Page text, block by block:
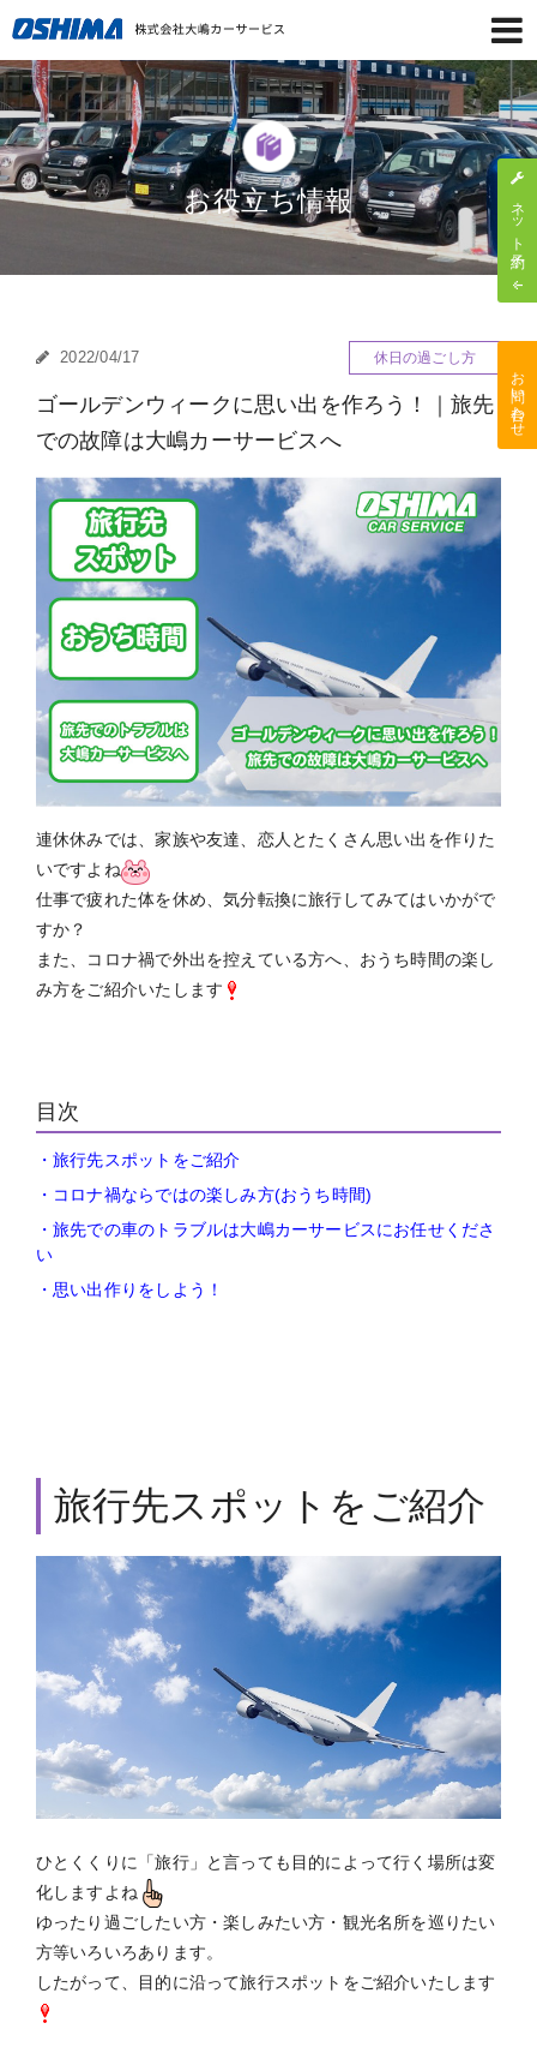
お役立ち情報
2022/04/17 休日の過ごし方
ゴールデンウィークに思い出を作ろう！｜旅先
での故障は大嶋カーサービスへ
連休休みでは、家族や友達、恋人とたくさん思い出を作りた
いですよね
仕事で疲れた体を休め、気分転換に旅行してみてはいかがで
すか？
また、コロナ禍で外出を控えている方へ、おうち時間の楽し
み方をご紹介いたします
目次
・旅行先スポットをご紹介
・コロナ禍ならではの楽しみ方(おうち時間)
・旅先での車のトラブルは大嶋カーサービスにお任せくださ
い
・思い出作りをしよう！
旅行先スポットをご紹介
ひとくくりに「旅行」と言っても目的によって行く場所は変
化しますよね
ゆったり過ごしたい方・楽しみたい方・観光名所を巡りたい
方等いろいろあります。
したがって、目的に沿って旅行スポットをご紹介いたします
ネット予約
お問い合わせ